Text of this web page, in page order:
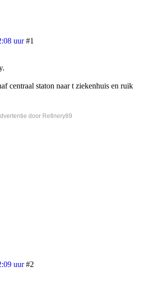
uur #1
centraal staton naar t ziekenhuis en ruik
door Refinery89
uur #2